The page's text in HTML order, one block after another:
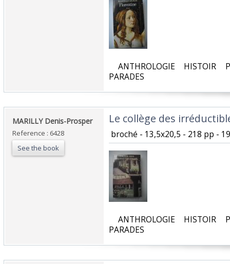
ANTHROLOGIE HISTOIR
PARADES‎
‎MARILLY Denis-Prosper‎
Reference : 6428
See the book
‎Le collège des
broché - 13,5x20,5 - 218 pp -
ANTHROLOGIE HISTOIR
PARADES‎